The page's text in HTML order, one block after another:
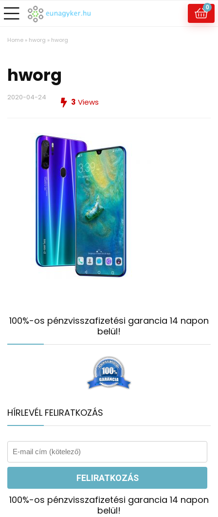
0
Home » hworg » hworg
hworg
2020-04-24 3 Views
100%-os pénzvisszafizetési garancia 14 napon
belül!
HÍRLEVÉL FELIRATKOZÁS
100%-os pénzvisszafizetési garancia 14 napon
belül!